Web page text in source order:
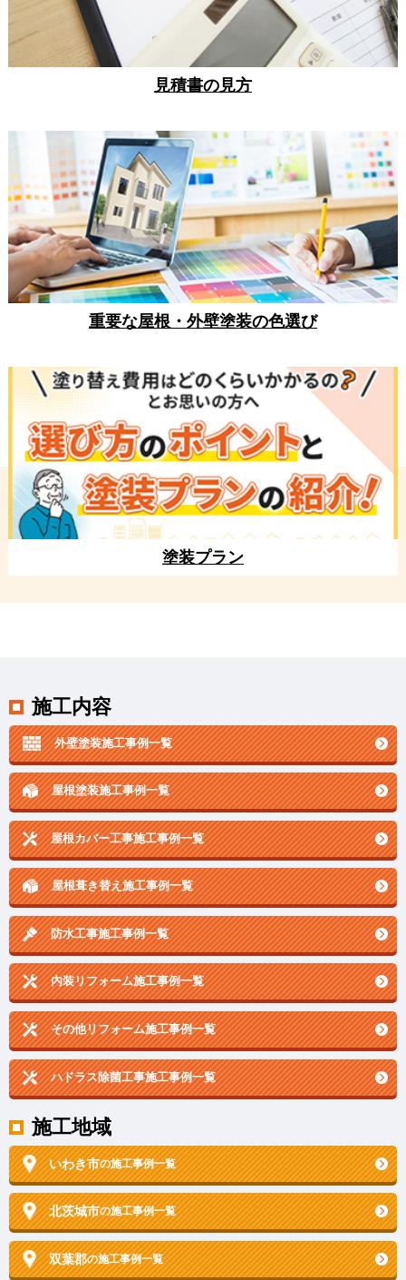
見積書の見方
重要な屋根・外壁塗装の色選び
塗装プラン
施工内容
外壁塗装施工事例一覧
屋根塗装施工事例一覧
屋根カバー工事施工事例一覧
屋根葺き替え施工事例一覧
防水工事施工事例一覧
内装リフォーム施工事例一覧
その他リフォーム施工事例一覧
ハドラス除菌工事施工事例一覧
施工地域
いわき市の施工事例一覧
北茨城市の施工事例一覧
双葉郡の施工事例一覧